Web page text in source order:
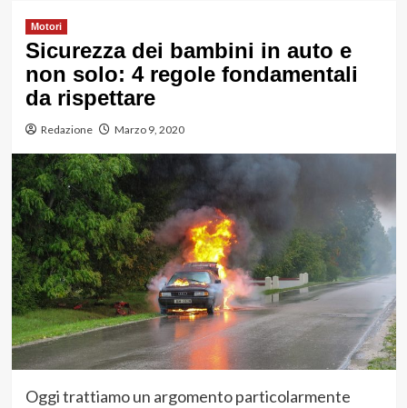
Motori
Sicurezza dei bambini in auto e
non solo: 4 regole fondamentali
da rispettare
Redazione Marzo 9, 2020
Oggi trattiamo un argomento particolarmente